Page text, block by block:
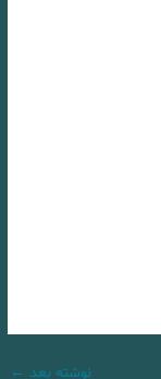
نوشته بعد ←